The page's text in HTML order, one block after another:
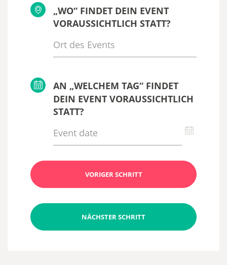
„WO“ FINDET DEIN EVENT
VORAUSSICHTLICH STATT?
AN „WELCHEM TAG“ FINDET
DEIN EVENT VORAUSSICHTLICH
STATT?
VORIGER SCHRITT
NÄCHSTER SCHRITT